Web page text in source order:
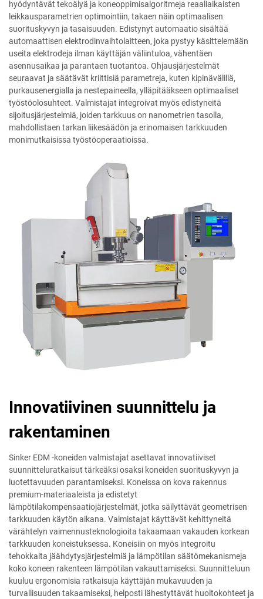
hyödyntävät tekoälyä ja koneoppimisalgoritmeja reaaliaikaisten
leikkausparametrien optimointiin, takaen näin optimaalisen
suorituskyvyn ja tasaisuuden. Edistynyt automaatio sisältää
automaattisen elektrodinvaihtolaitteen, joka pystyy käsittelemään
useita elektrodeja ilman käyttäjän väliintuloa, vähentäen
asennusaikaa ja parantaen tuotantoa. Ohjausjärjestelmät
seuraavat ja säätävät kriittisiä parametreja, kuten kipinävälillä,
purkausenergialla ja nestepaineella, ylläpitääkseen optimaaliset
työstöolosuhteet. Valmistajat integroivat myös edistyneitä
sijoitusjärjestelmiä, joiden tarkkuus on nanometrien tasolla,
mahdollistaen tarkan liikesäädön ja erinomaisen tarkkuuden
monimutkaisissa työstöoperaatioissa.
Innovatiivinen suunnittelu ja
rakentaminen
Sinker EDM -koneiden valmistajat asettavat innovatiiviset
suunnitteluratkaisut tärkeäksi osaksi koneiden suorituskyvyn ja
luotettavuuden parantamiseksi. Koneissa on kova rakennus
premium-materiaaleista ja edistetyt
lämpötilakompensaatiojärjestelmät, jotka säilyttävät geometrisen
tarkkuuden käytön aikana. Valmistajat käyttävät kehittyneitä
värähtelyn vaimennusteknologioita takaamaan vakauden korkean
tarkkuuden koneistuksessa. Koneisiin on myös integroitu
tehokkaita jäähdytysjärjestelmiä ja lämpötilan säätömekanismeja
koko koneen rakenteen lämpötilan vakauttamiseksi. Suunnitteluun
kuuluu ergonomisia ratkaisuja käyttäjän mukavuuden ja
turvallisuuden takaamiseksi, helposti lähestyttävät huoltokohteet ja